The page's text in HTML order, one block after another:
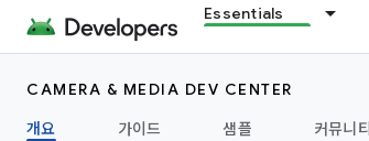
Essentials
CAMERA & MEDIA DEV CENTER
개요
가이드 샘플 커뮤니티